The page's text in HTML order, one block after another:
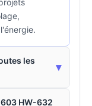
les
▾
HW-632